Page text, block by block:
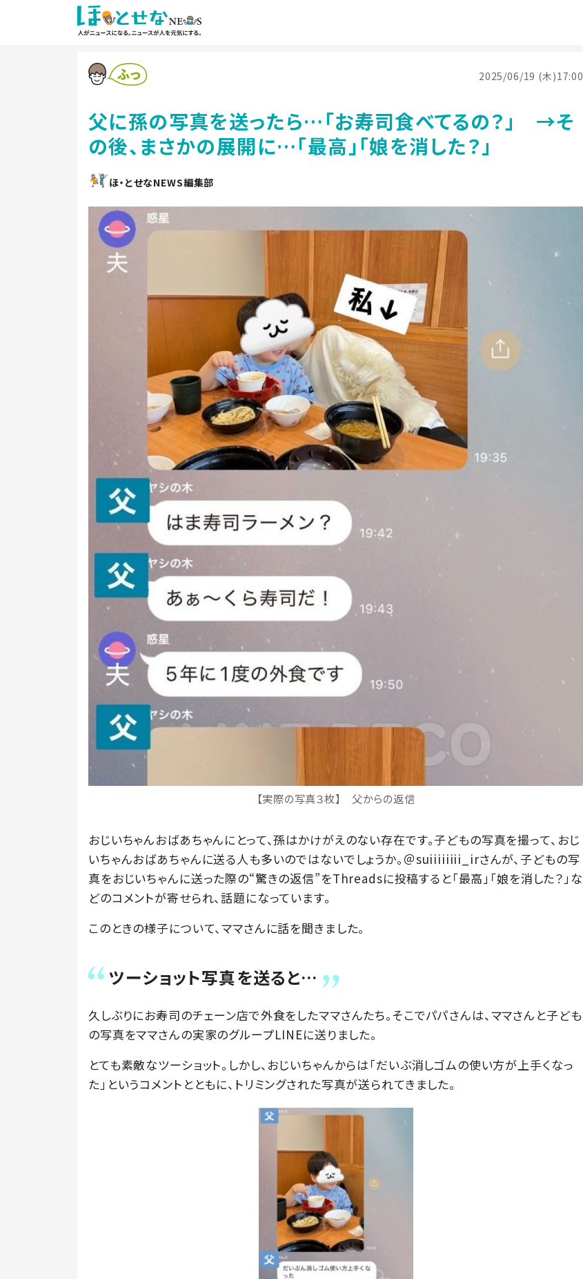
2025/06/19 (木)17:00
父に孫の写真を送ったら…「お寿司食べてるの？」 →そ
の後、まさかの展開に…「最高」「娘を消した？」
ほ・とせなNEWS編集部
【実際の写真３枚】 父からの返信
おじいちゃんおばあちゃんにとって、孫はかけがえのない存在です。子どもの写真を撮って、おじ
いちゃんおばあちゃんに送る人も多いのではないでしょうか。＠suiiiiiiii_irさんが、子どもの写
真をおじいちゃんに送った際の“驚きの返信”をThreadsに投稿すると「最高」「娘を消した？」な
どのコメントが寄せられ、話題になっています。
このときの様子について、ママさんに話を聞きました。
ツーショット写真を送ると…
久しぶりにお寿司のチェーン店で外食をしたママさんたち。そこでパパさんは、ママさんと子ども
の写真をママさんの実家のグループLINEに送りました。
とても素敵なツーショット。しかし、おじいちゃんからは「だいぶ消しゴムの使い方が上手くなっ
た」というコメントとともに、トリミングされた写真が送られてきました。